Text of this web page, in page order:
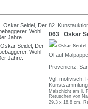
82.
063 Oskar
Oskar Seidel
Öl auf
Provenienz:
Vgl. motivisch:
Malschicht am li.
Retuschen von
29,3 x 18,8 cm,